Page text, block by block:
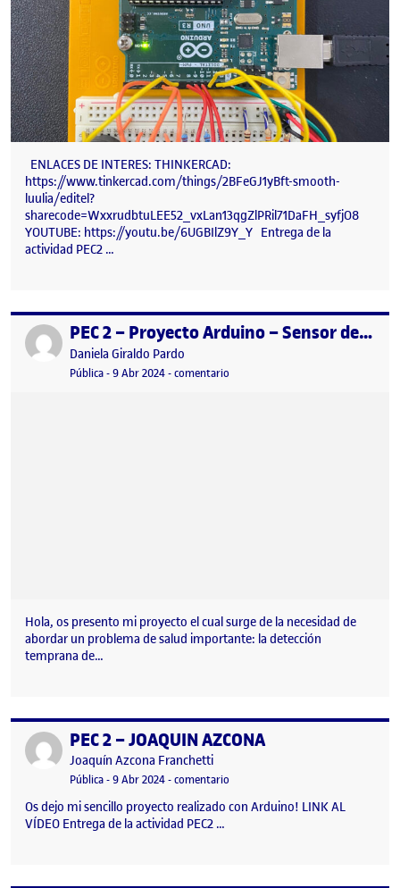
ENLACES DE INTERES: THINKERCAD:
https://www.tinkercad.com/things/2BFeGJ1yBft-smooth-
luulia/editel?
sharecode=WxxrudbtuLEE52_vxLan13qgZlPRil71DaFH_syfjO8
YOUTUBE: https://youtu.be/6UGBIlZ9Y_Y Entrega de la
actividad PEC2 …
Publicado por PEC 2 – Proyecto Arduino – Sensor de Temperatura Clínico
Publicado por
Daniela Giraldo Pardo
Visibilidad:
Pública-Fecha de publicación
9 Abr 2024-comentario
Hola, os presento mi proyecto el cual surge de la necesidad de
abordar un problema de salud importante: la detección
temprana de…
Publicado porPEC 2 – JOAQUIN AZCONA
Publicado por
Joaquín Azcona Franchetti
Visibilidad:
Pública-Fecha de publicación
9 Abr 2024-comentario
Os dejo mi sencillo proyecto realizado con Arduino! LINK AL
VÍDEO Entrega de la actividad PEC2 …